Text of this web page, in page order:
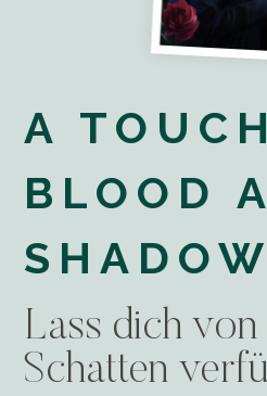
A
BLOOD
SHADOW
Lass dich von
Schatten